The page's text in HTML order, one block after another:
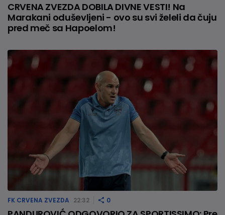
CRVENA ZVEZDA DOBILA DIVNE VESTI! Na
Marakani oduševljeni - ovo su svi želeli da čuju
pred meč sa Hapoelom!
FK CRVENA ZVEZDA 22:32 0